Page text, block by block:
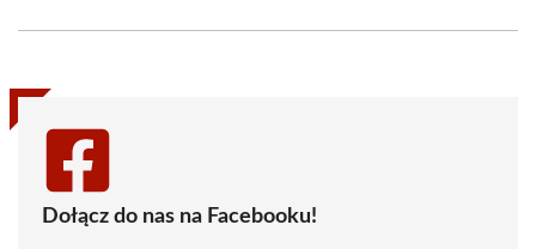
(Twitter)
Dołącz do nas na Facebooku!